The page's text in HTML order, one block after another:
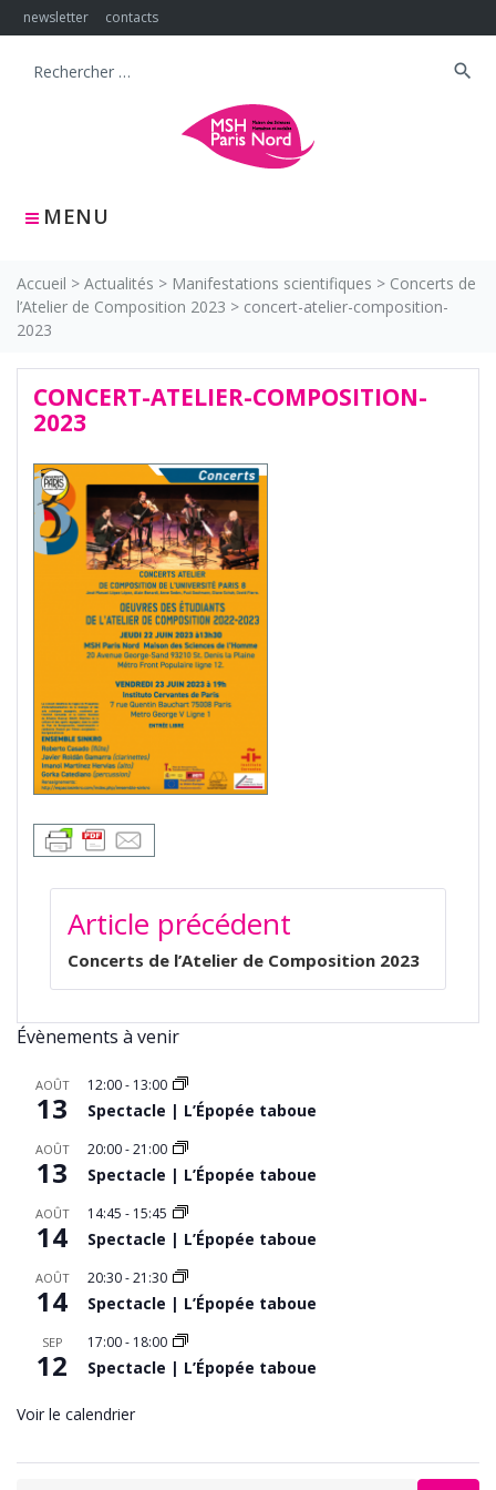
Skip
to
newsletter contacts
MENU
Search
search
Accueil > Actualités > Manifestations scientifiques > Concerts de
l’Atelier de Composition 2023 > concert-atelier-composition-
2023
CONCERT-ATELIER-COMPOSITION-
2023
NAVIGATION
DE
L’ARTICLE
Article précédent
Concerts de l’Atelier de Composition 2023
Évènements à venir
AOÛT
13
12:00- 13:00
Spectacle | L’Épopée taboue
AOÛT
13
20:00-21:00
Spectacle | L’Épopée taboue
AOÛT
14
14:45 - 15:45
Spectacle | L’Épopée taboue
AOÛT
14
20:30-21:30
Spectacle | L’Épopée taboue
SEP
12
17:00- 18:00
Spectacle | L’Épopée taboue
Voir le calendrier